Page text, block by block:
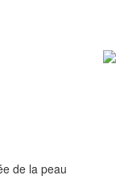
de la peau